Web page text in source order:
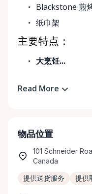
Blackstone 煎
纸巾架
主要特点：
大烹饪...
Read More
物品位置
101 Schneider
Canada
提供送货服务 提供